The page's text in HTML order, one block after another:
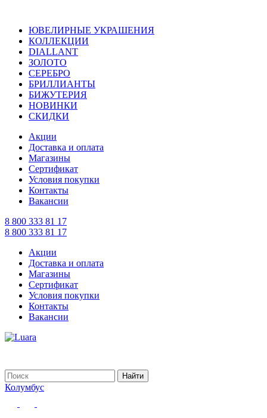
ЮВЕЛИРНЫЕ УКРАШЕНИЯ
КОЛЛЕКЦИИ
DIALLANT
ЗОЛОТО
СЕРЕБРО
БРИЛЛИАНТЫ
БИЖУТЕРИЯ
НОВИНКИ
СКИДКИ
Акции
Доставка и оплата
Магазины
Сертификат
Условия покупки
Контакты
Вакансии
8 800 333 81 17
8 800 333 81 17
Акции
Доставка и оплата
Магазины
Сертификат
Условия покупки
Контакты
Вакансии
Колумбус